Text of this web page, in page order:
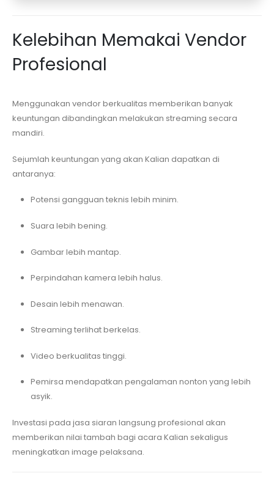
Kelebihan Memakai Vendor
Profesional
Menggunakan vendor berkualitas memberikan banyak
keuntungan dibandingkan melakukan streaming secara
mandiri.
Sejumlah keuntungan yang akan Kalian dapatkan di
antaranya:
Potensi gangguan teknis lebih minim.
Suara lebih bening.
Gambar lebih mantap.
Perpindahan kamera lebih halus.
Desain lebih menawan.
Streaming terlihat berkelas.
Video berkualitas tinggi.
Pemirsa mendapatkan pengalaman nonton yang lebih
asyik.
Investasi pada jasa siaran langsung profesional akan
memberikan nilai tambah bagi acara Kalian sekaligus
meningkatkan image pelaksana.